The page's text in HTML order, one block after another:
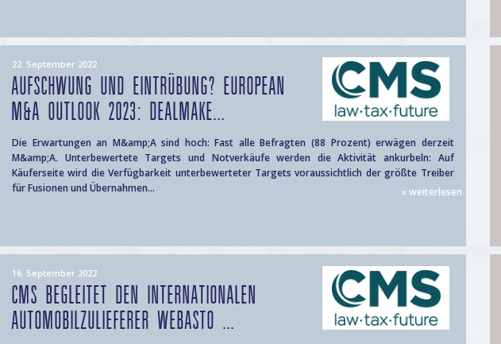
22. September 2022
AUFSCHWUNG UND EINTRÜBUNG? EUROPEAN
M&A OUTLOOK 2023: DEALMAKE...
Die Erwartungen an M&amp;A sind hoch: Fast alle Befragten (88 Prozent) erwägen derzeit
M&amp;A. Unterbewertete Targets und Notverkäufe werden die Aktivität ankurbeln: Auf
Käuferseite wird die Verfügbarkeit unterbewerteter Targets voraussichtlich der größte Treiber
für Fusionen und Übernahmen...
» weiterlesen
16. September 2022
CMS BEGLEITET DEN INTERNATIONALEN
AUTOMOBILZULIEFERER WEBASTO ...